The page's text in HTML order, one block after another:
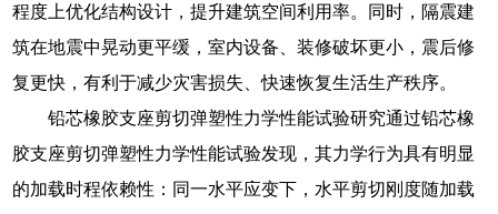
程度上优化结构设计，提升建筑空间利用率。同时，隔震建
筑在地震中晃动更平缓，室内设备、装修破坏更小，震后修
复更快，有利于减少灾害损失、快速恢复生活生产秩序。
铅芯橡胶支座剪切弹塑性力学性能试验研究通过铅芯橡
胶支座剪切弹塑性力学性能试验发现，其力学行为具有明显
的加载时程依赖性：同一水平应变下，水平剪切刚度随加载